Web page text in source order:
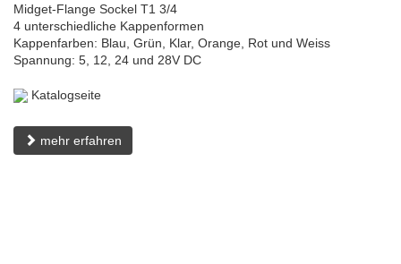
Midget-Flange Sockel T1 3/4
4 unterschiedliche Kappenformen
Kappenfarben: Blau, Grün, Klar, Orange, Rot und Weiss
Spannung: 5, 12, 24 und 28V DC
Katalogseite
mehr erfahren